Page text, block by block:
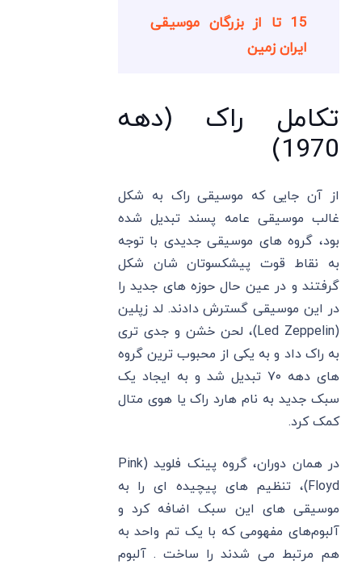
15 تا از بزرگان موسیقی
ایران زمین
تکامل راک (دهه
1970)
از آن جایی که موسیقی راک به شکل
غالب موسیقی عامه پسند تبدیل شده
بود، گروه‌ های موسیقی جدیدی با توجه
به نقاط قوت پیشکسوتان شان شکل
گرفتند و در عین حال حوزه های جدید را
در این موسیقی گسترش دادند. لد زپلین
(Led Zeppelin)، لحن خشن و جدی تری
به راک داد و به یکی از محبوب ‌ترین گروه
‌های دهه ۷۰ تبدیل شد و به ایجاد یک
سبک جدید به نام هارد راک یا هوی متال
کمک کرد.
در همان دوران، گروه پینک فلوید (Pink
Floyd)، تنظیم‌ های پیچیده ای را به
موسیقی های این سبک اضافه کرد و
آلبوم‌های مفهومی که با یک تم واحد به
هم مرتبط می شدند را ساخت . آلبوم